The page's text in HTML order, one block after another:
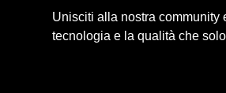
Unisciti alla nostra
tecnologia e la qualità che